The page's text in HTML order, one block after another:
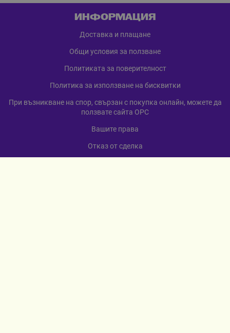
ИНФОРМАЦИЯ
Доставка и плащане
Общи условия за ползване
Политиката за поверителност
Политика за използване на бисквитки
При възникване на спор, свързан с покупка онлайн, можете да
ползвате сайта ОРС
Вашите права
Отказ от сделка